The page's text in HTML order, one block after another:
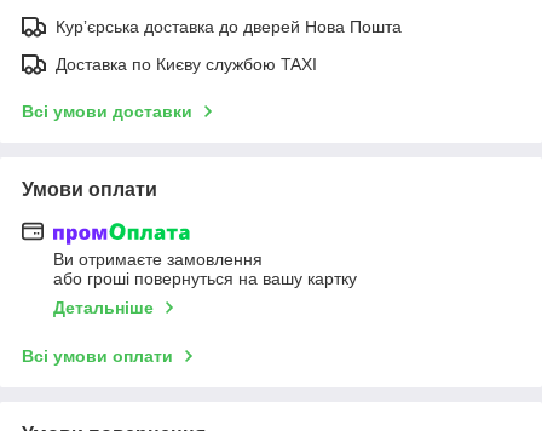
Курʼєрська доставка до дверей Нова Пошта
Доставка по Києву службою TAXI
Всі умови доставки
Умови оплати
Ви отримаєте замовлення
або гроші повернуться на вашу картку
Детальніше
Всі умови оплати